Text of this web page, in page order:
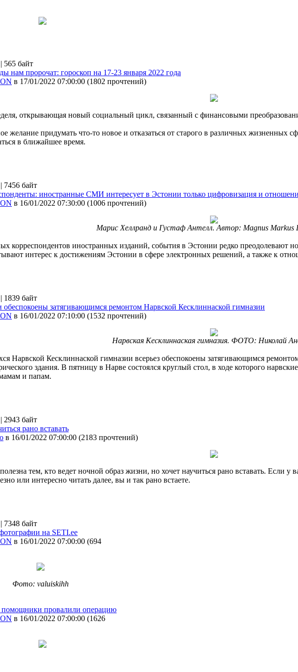
| 565 байт
нам пророчат: гороскоп на 17-23 января 2022 года
в 17/01/2022 07:00:00 (1802 прочтений)
открывающая новый социальный цикл, связанный с финансовыми
желание придумать что-то новое и отказаться от старого в различных жизненных
в ближайшее время.
| 7456 байт
иностранные СМИ интересует в Эстонии только цифровизация и
в 16/01/2022 07:30:00 (1006 прочтений)
Марис Хеллранд и Густаф Антелл. Автор: Magnus Markus
корреспондентов иностранных изданий, события в Эстонии редко преодолевают
интерес к достижениям Эстонии в сфере электронных решений, а также к
| 1839 байт
обеспокоены затягивающимся ремонтом Нарвской Кесклиннаской гимназии
в 16/01/2022 07:10:00 (1532 прочтений)
Нарвская Кесклиннаская гимназия. ФОТО: Николай
Нарвской Кесклиннаской гимназии всерьез обеспокоены затягивающимся
здания. В пятницу в Нарве состоялся круглый стол, в ходе которого
и папам.
| 2943 байт
рано вставать
в 16/01/2022 07:00:00 (2183 прочтений)
полезна тем, кто ведет ночной образ жизни, но хочет научиться рано вставать. Если
или интересно читать далее, вы и так рано встаете.
| 7348 байт
на SETI.ee
в 16/01/2022 07:00:00 (694
Фото: valuiskihh
провалили операцию
в 16/01/2022 07:00:00 (1626